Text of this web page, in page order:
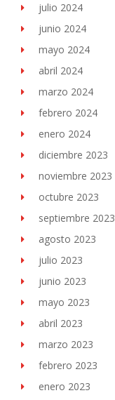
julio 2024
junio 2024
mayo 2024
abril 2024
marzo 2024
febrero 2024
enero 2024
diciembre 2023
noviembre 2023
octubre 2023
septiembre 2023
agosto 2023
julio 2023
junio 2023
mayo 2023
abril 2023
marzo 2023
febrero 2023
enero 2023